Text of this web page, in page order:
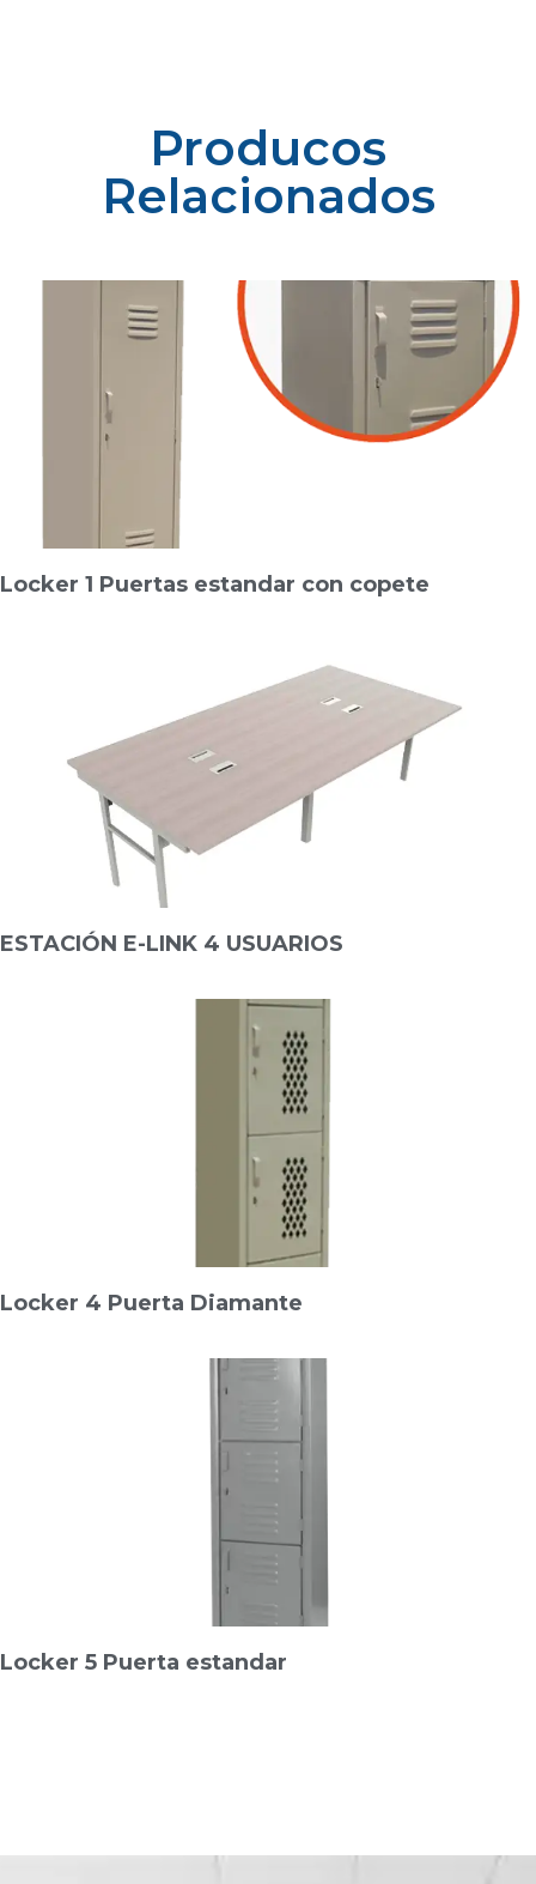
Producos
Relacionados
Locker 1 Puertas estandar con copete
ESTACIÓN E-LINK 4 USUARIOS
Locker 4 Puerta Diamante
Locker 5 Puerta estandar